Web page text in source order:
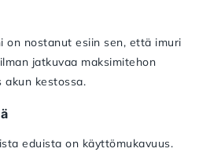
on nostanut esiin sen, että imuri
jatkuvaa maksimitehon
akun kestossa.
eduista on käyttömukavuus.